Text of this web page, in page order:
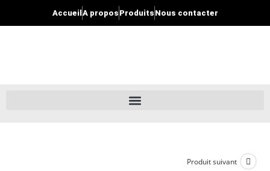
Accueil A propos Produits Nous contacter
Produit suivant